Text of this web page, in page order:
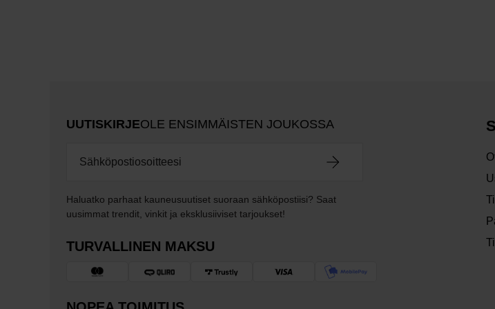
UUTISKIRJEOLE ENSIMMÄISTEN JOUKOSSA
Haluatko parhaat kauneusuutiset suoraan sähköpostiisi? Saat
uusimmat trendit, vinkit ja eksklusiiviset tarjoukset!
TURVALLINEN MAKSU